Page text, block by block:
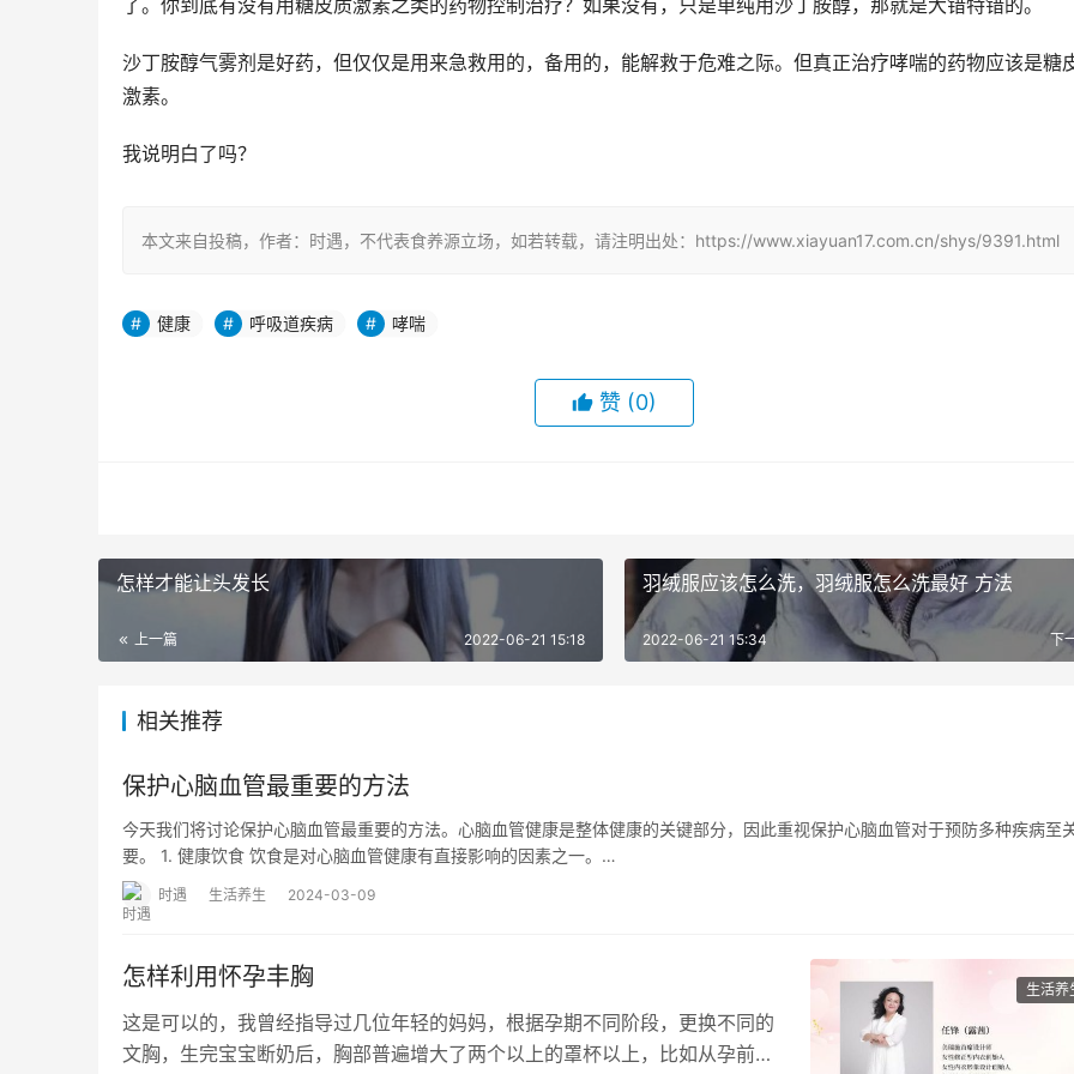
了。你到底有没有用糖皮质激素之类的药物控制治疗？如果没有，只是单纯用沙丁胺醇，那就是大错特错的。
沙丁胺醇气雾剂是好药，但仅仅是用来急救用的，备用的，能解救于危难之际。但真正治疗哮喘的药物应该是糖
激素。
我说明白了吗？
本文来自投稿，作者：时遇，不代表食养源立场，如若转载，请注明出处：https://www.xiayuan17.com.cn/shys/9391.html
健康 呼吸道疾病 哮喘
赞 (0)
怎样才能让头发长
上一篇 2022-06-21 15:18
羽绒服应该怎么洗，羽绒服怎么洗最好 方法
下
2022-06-21 15:34
相关推荐
保护心脑血管最重要的方法
今天我们将讨论保护心脑血管最重要的方法。心脑血管健康是整体健康的关键部分，因此重视保护心脑血管对于预防多种疾病至
要。 1. 健康饮食 饮食是对心脑血管健康有直接影响的因素之一。…
时遇 生活养生 2024-03-09
生活养
怎样利用怀孕丰胸
这是可以的，我曾经指导过几位年轻的妈妈，根据孕期不同阶段，更换不同的
文胸，生完宝宝断奶后，胸部普遍增大了两个以上的罩杯以上，比如从孕前的